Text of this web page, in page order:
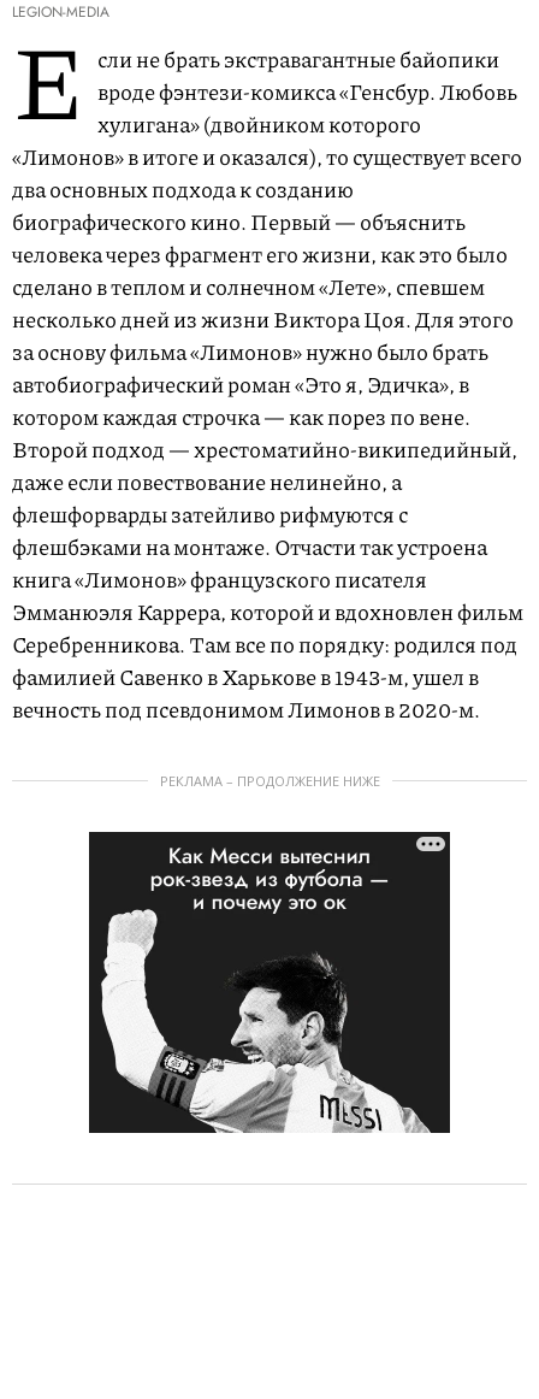
LEGION-MEDIA
Е
сли не брать экстравагантные байопики
вроде фэнтези-комикса «Генсбур. Любовь
хулигана» (двойником которого
«Лимонов» в итоге и оказался), то существует всего
два основных подхода к созданию
биографического кино. Первый — объяснить
человека через фрагмент его жизни, как это было
сделано в теплом и солнечном «Лете», спевшем
несколько дней из жизни Виктора Цоя. Для этого
за основу фильма «Лимонов» нужно было брать
автобиографический роман «Это я, Эдичка», в
котором каждая строчка — как порез по вене.
Второй подход — хрестоматийно-википедийный,
даже если повествование нелинейно, а
флешфорварды затейливо рифмуются с
флешбэками на монтаже. Отчасти так устроена
книга «Лимонов» французского писателя
Эмманюэля Каррера, которой и вдохновлен фильм
Серебренникова. Там все по порядку: родился под
фамилией Савенко в Харькове в 1943-м, ушел в
вечность под псевдонимом Лимонов в 2020-м.
РЕКЛАМА – ПРОДОЛЖЕНИЕ НИЖЕ